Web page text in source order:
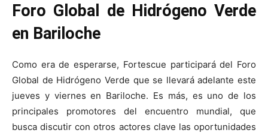
Foro Global de Hidrógeno Verde
en Bariloche
Como era de esperarse, Fortescue participará del Foro
Global de Hidrógeno Verde que se llevará adelante este
jueves y viernes en Bariloche. Es más, es uno de los
principales promotores del encuentro mundial, que
busca discutir con otros actores clave las oportunidades